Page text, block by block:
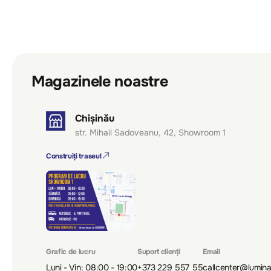
Magazinele noastre
Chișinău
str. Mihail Sadoveanu, 42, Showroom 1
Construiți traseul
Grafic de lucru
Luni - Vin: 08:00 - 19:00
Suport clienți
+373 229 557 55
Email